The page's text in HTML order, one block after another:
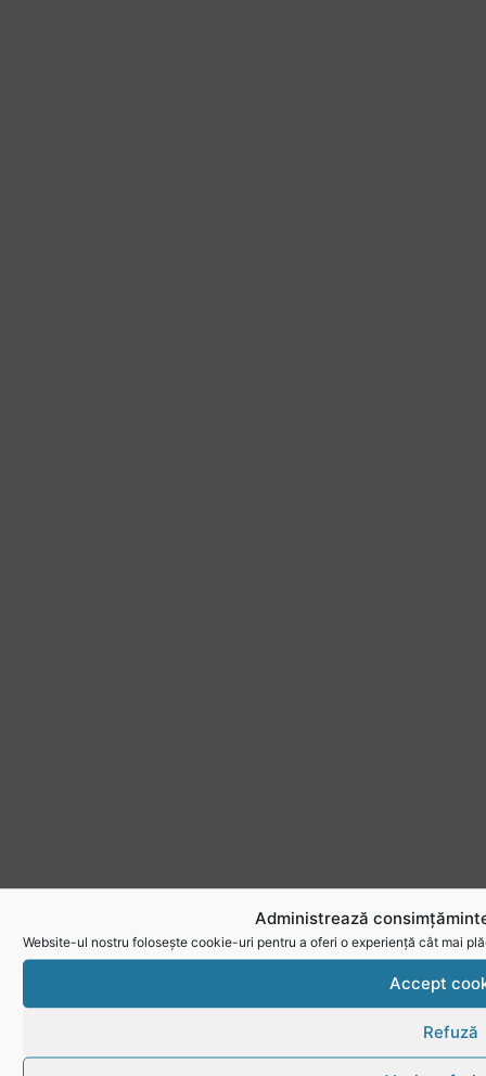
Administrează
Website-ul nostru folosește cookie-uri pentru a oferi o experiență cât mai
Accept
Refuză